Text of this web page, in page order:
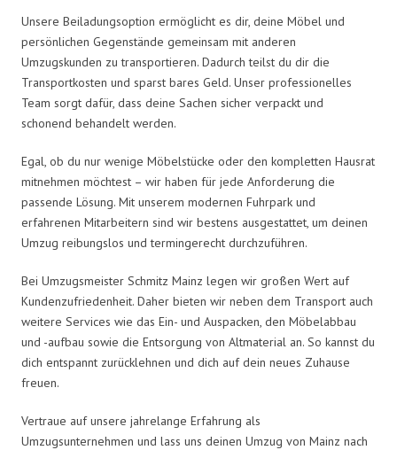
Unsere Beiladungsoption ermöglicht es dir, deine Möbel und
persönlichen Gegenstände gemeinsam mit anderen
Umzugskunden zu transportieren. Dadurch teilst du dir die
Transportkosten und sparst bares Geld. Unser professionelles
Team sorgt dafür, dass deine Sachen sicher verpackt und
schonend behandelt werden.
Egal, ob du nur wenige Möbelstücke oder den kompletten Hausrat
mitnehmen möchtest – wir haben für jede Anforderung die
passende Lösung. Mit unserem modernen Fuhrpark und
erfahrenen Mitarbeitern sind wir bestens ausgestattet, um deinen
Umzug reibungslos und termingerecht durchzuführen.
Bei Umzugsmeister Schmitz Mainz legen wir großen Wert auf
Kundenzufriedenheit. Daher bieten wir neben dem Transport auch
weitere Services wie das Ein- und Auspacken, den Möbelabbau
und -aufbau sowie die Entsorgung von Altmaterial an. So kannst du
dich entspannt zurücklehnen und dich auf dein neues Zuhause
freuen.
Vertraue auf unsere jahrelange Erfahrung als
Umzugsunternehmen und lass uns deinen Umzug von Mainz nach